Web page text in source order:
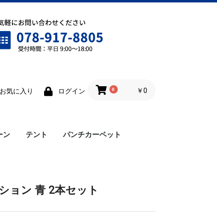
お気に入り ログイン 0 ￥0
ン テント パンチカーペット
ョン 青 2本セット